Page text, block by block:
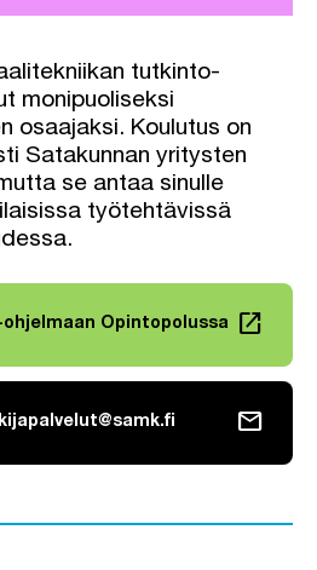
tutkinto-
monipuoliseksi
osaajaksi. Koulutus on
Satakunnan yritysten
se antaa sinulle
työtehtävissä
Opintopolussa launch
mail